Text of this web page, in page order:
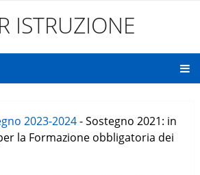
ISTRUZIONE
2023-2024-Sostegno 2021: in
la Formazione obbligatoria dei